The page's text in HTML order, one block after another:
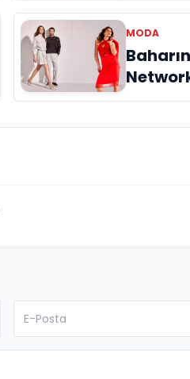
Beğeni
MODA